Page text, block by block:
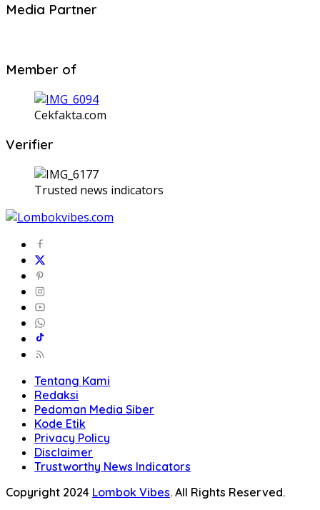
Media Partner
Member of
Cekfakta.com
Verifier
Trusted news indicators
Tentang Kami
Redaksi
Pedoman Media Siber
Kode Etik
Privacy Policy
Disclaimer
Trustworthy News Indicators
Copyright 2024 Lombok Vibes. All Rights Reserved.